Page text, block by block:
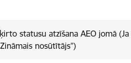
nosūtītājs”)